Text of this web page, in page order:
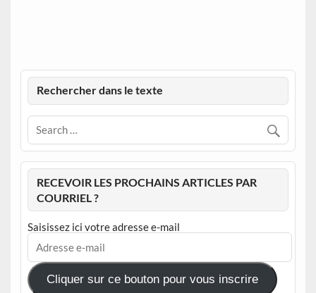
Rechercher dans le texte
RECEVOIR LES PROCHAINS ARTICLES PAR
COURRIEL ?
Saisissez ici votre adresse e-mail
Adresse
mail
Cliquer sur ce bouton pour vous inscrire